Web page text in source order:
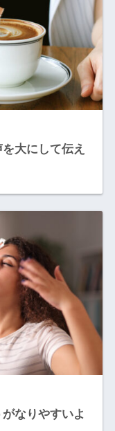
大にして伝え
なりやすいよ